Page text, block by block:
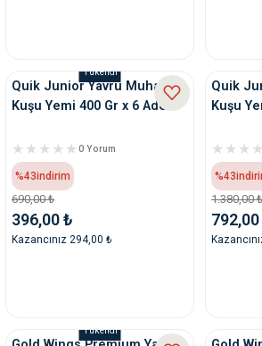
Tükendi
Quik Junior Yavru Muhabbet
Kuşu Yemi 400 Gr x 6 Adet
0 Yorum
%43indirim
690,00 ₺
396,00 ₺
Kazancınız 294,00 ₺
Quik
Kuşu
%43
1.380,00 ₺
Tükendi